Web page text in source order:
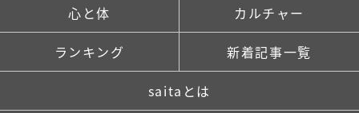
心と体 カルチャー
ランキング 新着記事一覧
saitaとは